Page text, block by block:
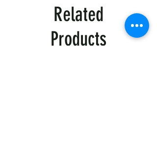
Related
Products